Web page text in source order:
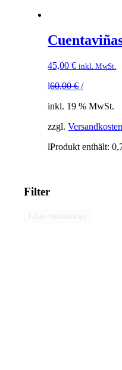
45,00€ inkl. MwSt.
60,00€ /
l
inkl. 19 % MwSt.
zzgl.Versandkosten
Produkt enthält:
l
Filter